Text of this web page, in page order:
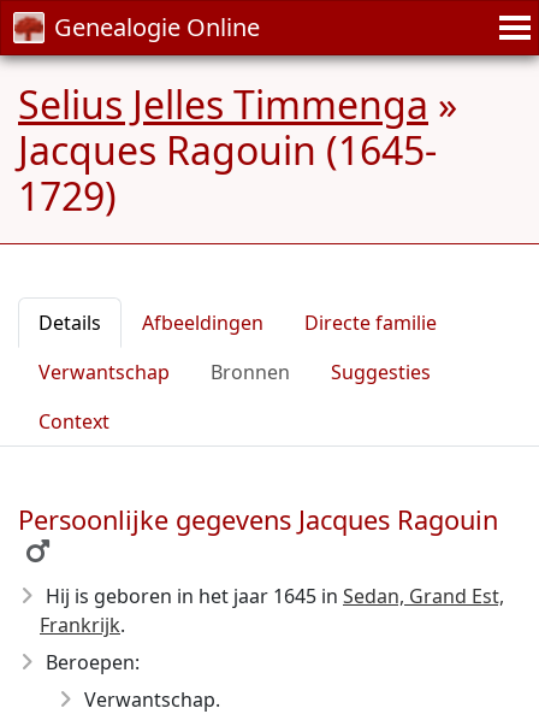
Genealogie Online
Selius Jelles Timmenga »
Jacques Ragouin (1645-
1729)
Details Afbeeldingen
Directe familie
Verwantschap
Bronnen
Suggesties
Context
Persoonlijke gegevens Jacques Ragouin
Hij is geboren in het jaar 1645 in Sedan, Grand Est,
Frankrijk.
Beroepen:
Verwantschap.